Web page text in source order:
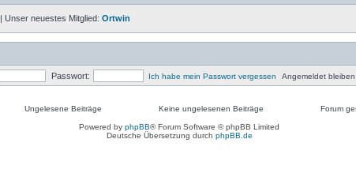
| Unser neuestes Mitglied: Ortwin
Passwort: Ich habe mein Passwort vergessen Angemeldet bleiben
Ungelesene Beiträge
ungelesenen
Beiträge
Keine ungelesenen Beiträge
Forum
Powered by phpBB® Forum Software © phpBB Limited
Deutsche Übersetzung durch phpBB.de